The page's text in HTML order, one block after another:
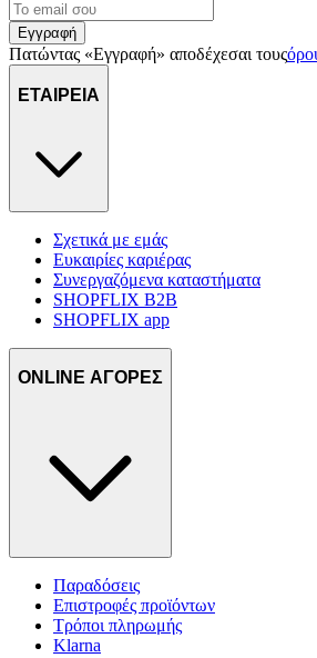
Εγγραφή
Πατώντας «Εγγραφή» αποδέχεσαι τους
ΕΤΑΙΡΕΙΑ
Σχετικά με εμάς
Ευκαιρίες καριέρας
Συνεργαζόμενα καταστήματα
SHOPFLIX B2B
SHOPFLIX app
ONLINE ΑΓΟΡΕΣ
Παραδόσεις
Επιστροφές προϊόντων
Τρόποι πληρωμής
Klarna